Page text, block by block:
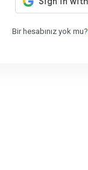
Bir hesabınız yok mu?